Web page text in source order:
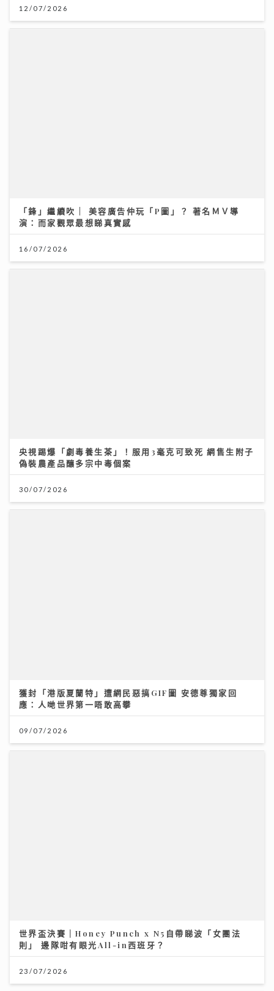
12/07/2026
「鋒」繼續吹 | 美容廣告仲玩「P圖」？ 著名ＭＶ導
演：而家觀眾最想睇真實感
16/07/2026
央視踢爆「劇毒養生茶」！服用3毫克可致死 網售生附子
偽裝農產品釀多宗中毒個案
30/07/2026
獲封「港版夏蘭特」遭網民惡搞GIF圖 安德尊獨家回
應：人哋世界第一唔敢高攀
09/07/2026
世界盃決賽｜Honey Punch x N5自帶睇波「女團法
則」 邊隊咁有眼光All-in西班牙？
23/07/2026